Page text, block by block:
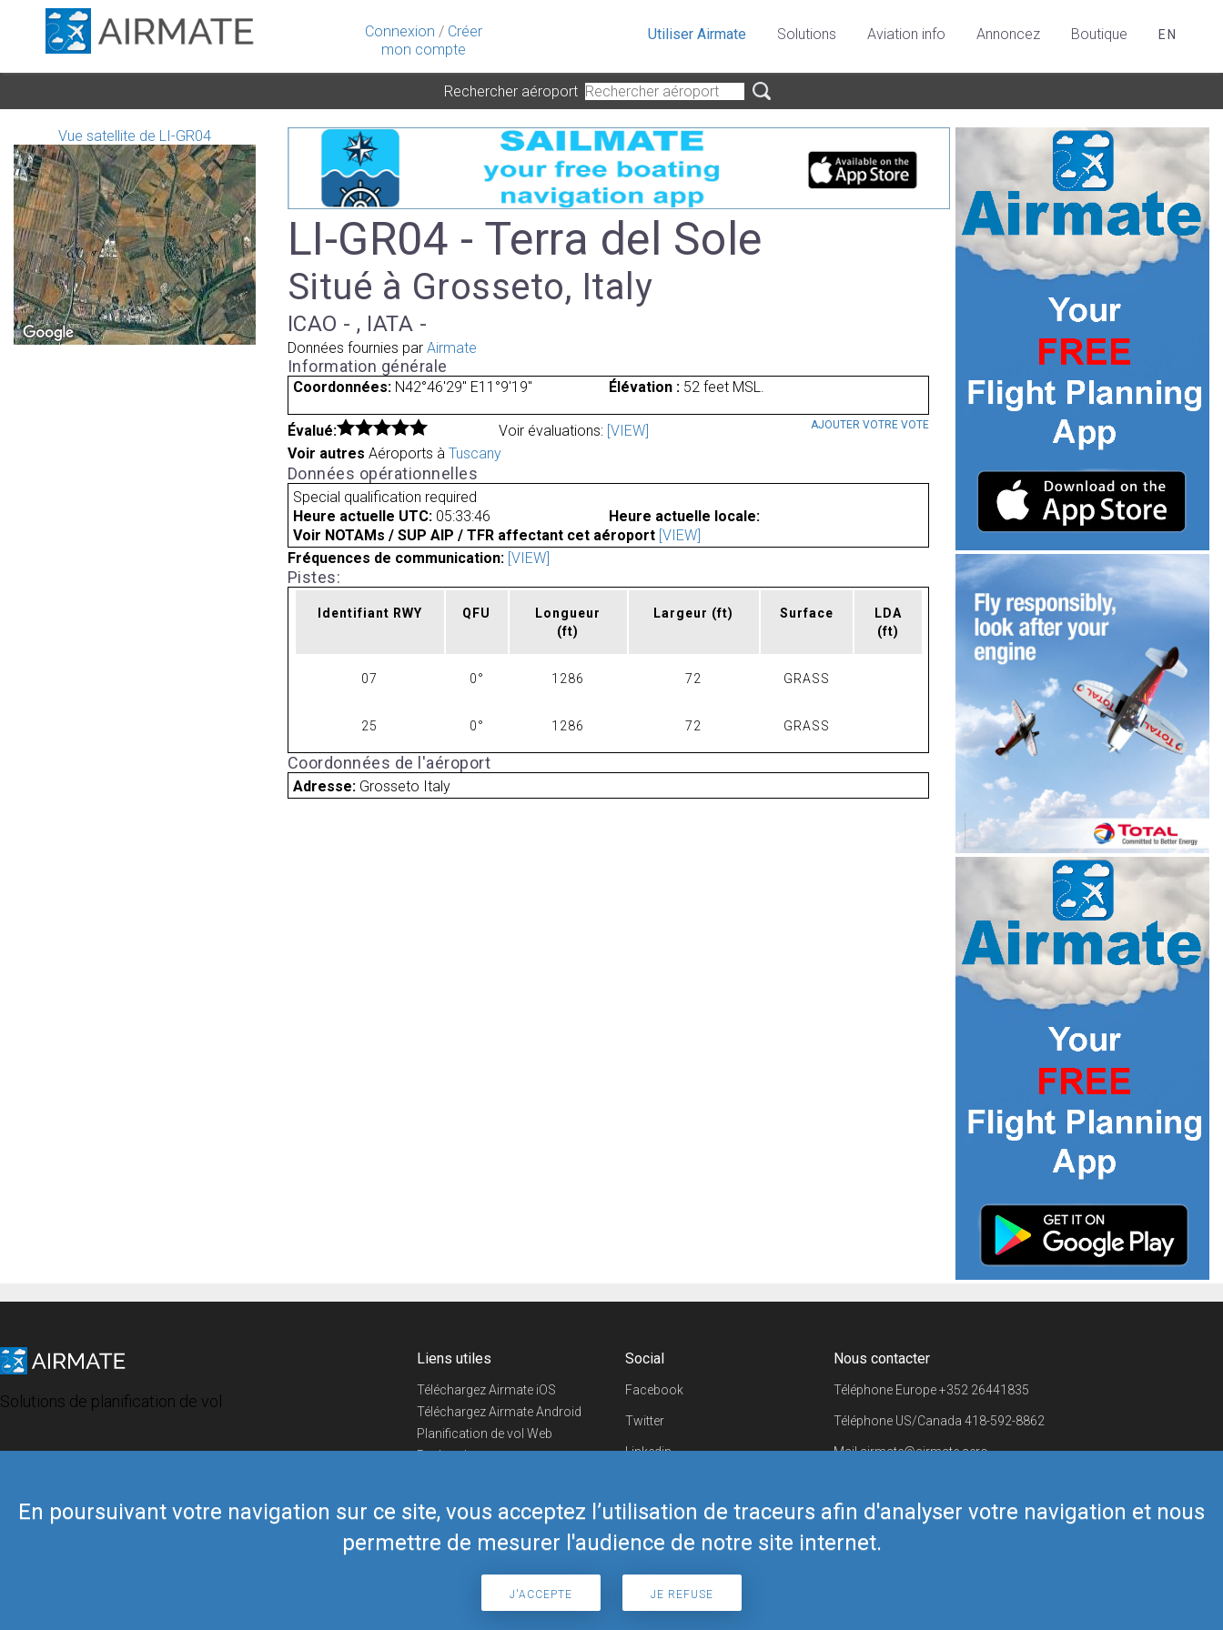
Connexion / Créer
mon compte
En poursuivant votre navigation sur ce site, vous acceptez l’utilisation de traceurs afin d'analyser votre navigation et nous
permettre de mesurer l'audience de notre site internet.
J'ACCEPTE JE REFUSE
Utiliser Airmate Solutions Aviation info Annoncez Boutique EN
Rechercher aéroport
Vue satellite de LI-GR04
LI-GR04 - Terra del Sole
Situé à Grosseto, Italy
ICAO - , IATA -
Données fournies par Airmate
Information générale
Coordonnées: N42°46'29" E11°9'19" Élévation :52 feet MSL.
Évalué: Voir évaluations: [VIEW] AJOUTER VOTRE VOTE
Voir autres Aéroports à Tuscany
Données opérationnelles
Special qualification required
Heure actuelle UTC: 05:33:46
Heure actuelle locale:
Voir NOTAMs / SUP AIP / TFR affectant cet aéroport [VIEW]
Fréquences de communication: [VIEW]
Pistes:
Identifiant RWY QFU
Longueur
(ft)
Largeur (ft) Surface
LDA
(ft)
07 0° 1286 72 GRASS
25 0° 1286 72 GRASS
Coordonnées de l'aéroport
Adresse: Grosseto Italy
Solutions de planification de vol
Liens utiles
Téléchargez Airmate iOS
Téléchargez Airmate Android
Planification de vol Web
Recherche
Boutique Airmate
Social
Facebook
Twitter
Linkedin
Telegram
Nous contacter
Téléphone Europe+352 26441835
Téléphone US/Canada 418-592-8862
Mailairmate@airmate.aero